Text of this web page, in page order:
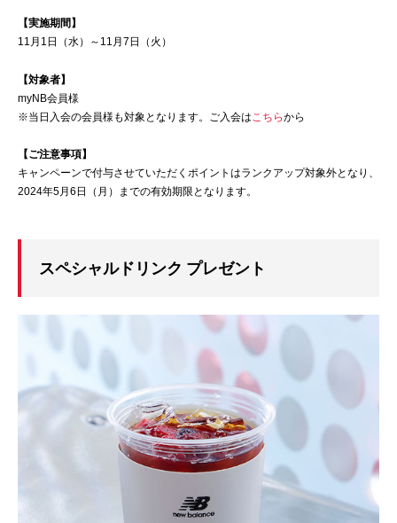
【実施期間】
11月1日（水）～11月7日（火）
【対象者】
myNB会員様
※当日入会の会員様も対象となります。ご入会はこちらから
【ご注意事項】
キャンペーンで付与させていただくポイントはランクアップ対象外となり、
2024年5月6日（月）までの有効期限となります。
スペシャルドリンク プレゼント